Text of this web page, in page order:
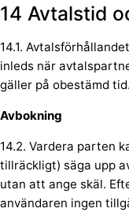
14 Avtalstid
14.1.
inleds när
gäller på obestämd tid.
Avbokning
14.2. Vardera parten
tillräckligt) säga upp
utan att ange skäl.
användaren ingen